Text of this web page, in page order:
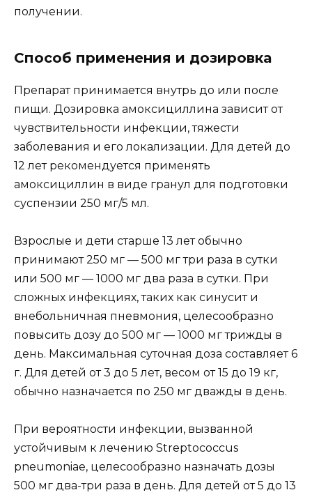
получении.
Способ применения и дозировка
Препарат принимается внутрь до или после
пищи. Дозировка амоксициллина зависит от
чувствительности инфекции, тяжести
заболевания и его локализации. Для детей до
12 лет рекомендуется применять
амоксициллин в виде гранул для подготовки
суспензии 250 мг/5 мл.
Взрослые и дети старше 13 лет обычно
принимают 250 мг — 500 мг три раза в сутки
или 500 мг — 1000 мг два раза в сутки. При
сложных инфекциях, таких как синусит и
внебольничная пневмония, целесообразно
повысить дозу до 500 мг — 1000 мг трижды в
день. Максимальная суточная доза составляет 6
г. Для детей от 3 до 5 лет, весом от 15 до 19 кг,
обычно назначается по 250 мг дважды в день.
При вероятности инфекции, вызванной
устойчивым к лечению Streptococcus
pneumoniae, целесообразно назначать дозы
500 мг два-три раза в день. Для детей от 5 до 13